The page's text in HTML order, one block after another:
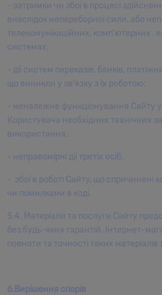
- затримки чи збої в процесі
внаслідок непереборної сили, або
телекомунікаційних, комп’ютерних ,
системах;
- дії систем переказів, банків,
що виникли у зв’язку з їх роботою;
- неналежне функціонування Сайту у
Користувача необхідних технічних
використання;
- неправомірні дії третіх осіб;
- збої в роботі Сайту, що спричинені
чи помилками в коді.
5.4. Матеріали та послуги Сайту
без будь-яких гарантій. Інтернет-
повноти та точності таких
6.Вирішення спорів